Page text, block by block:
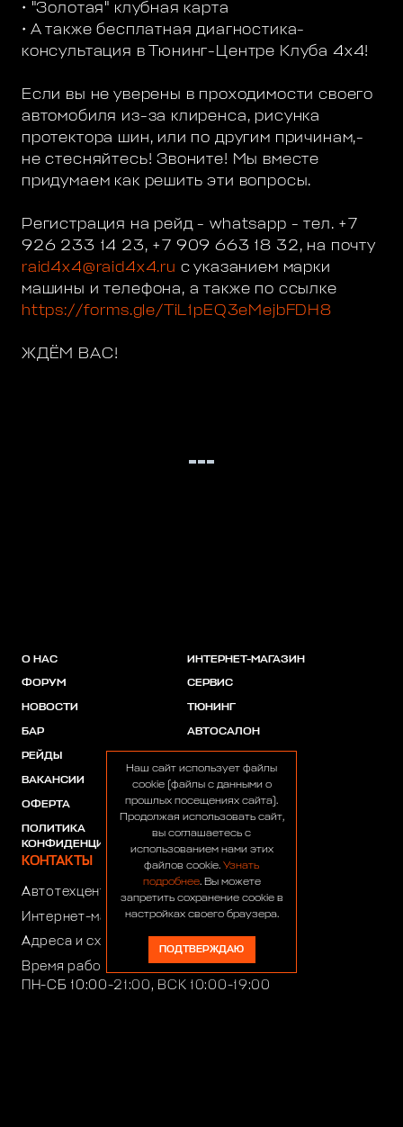
• "Золотая" клубная карта
• А также бесплатная диагностика-
консультация в Тюнинг-Центре Клуба 4х4!
Если вы не уверены в проходимости своего
автомобиля из-за клиренса, рисунка
протектора шин, или по другим причинам,-
не стесняйтесь! Звоните! Мы вместе
придумаем как решить эти вопросы.
Регистрация на рейд - whatsapp - тел. +7
926 233 14 23, +7 909 663 18 32, на почту
raid4x4@raid4x4.ru с указанием марки
машины и телефона, а также по ссылке
https://forms.gle/TiL1pEQ3eMejbFDH8
ЖДЁМ ВАС!
О НАС
ФОРУМ
НОВОСТИ
БАР
РЕЙДЫ
ВАКАНСИИ
ОФЕРТА
ПОЛИТИКА
КОНФИДЕНЦИАЛЬНОСТИ
ИНТЕРНЕТ-МАГАЗИН
СЕРВИС
ТЮНИНГ
АВТОСАЛОН
ПАРТНЕРЫ
КОНТАКТЫ
Автотехцентр:
Интернет-магазин:+7 (916) 922-44-44
Адреса и схемы проезда
Время работы автотехцентра:
ПН-СБ 10:00-21:00, ВСК 10:00-19:00
Наш сайт использует файлы
cookie (файлы с данными о
прошлых посещениях сайта).
Продолжая использовать сайт,
вы соглашаетесь с
использованием нами этих
файлов cookie. Узнать
подробнее. Вы можете
запретить сохранение cookie в
настройках своего браузера.
ПОДТВЕРЖДАЮ